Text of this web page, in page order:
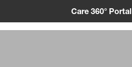
Care 360° Portal